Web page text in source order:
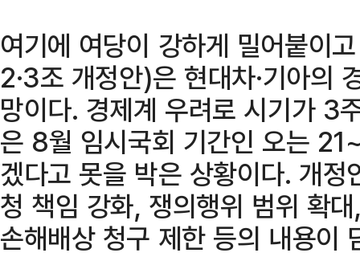
여기에 여당이 강하게 밀어붙이
2·3조 개정안)은 현대차·기아의
망이다. 경제계 우려로 시기가 3
은 8월 임시국회 기간인 오는
겠다고 못을 박은 상황이다. 개
청 책임 강화, 쟁의행위 범위 확
손해배상 청구 제한 등의 내용이